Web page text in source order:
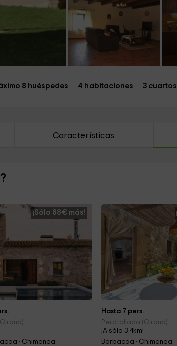
8 huéspedes 4 habitaciones 3
Características
¡Sólo 88€ más!
· Chimenea
Hasta 7 pers.
Peratallada (Girona)
¡A sólo 3.4km!
Barbacoa · Chimenea